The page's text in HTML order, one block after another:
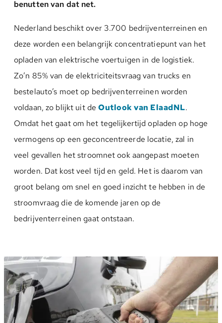
benutten van dat net.
Nederland beschikt over 3.700 bedrijventerreinen en
deze worden een belangrijk concentratiepunt van het
opladen van elektrische voertuigen in de logistiek.
Zo’n 85% van de elektriciteitsvraag van trucks en
bestelauto’s moet op bedrijventerreinen worden
voldaan, zo blijkt uit deOutlook van ElaadNL.
Omdat het gaat om het tegelijkertijd opladen op hoge
vermogens op een geconcentreerde locatie, zal in
veel gevallen het stroomnet ook aangepast moeten
worden. Dat kost veel tijd en geld. Het is daarom van
groot belang om snel en goed inzicht te hebben in de
stroomvraag die de komende jaren op de
bedrijventerreinen gaat ontstaan.